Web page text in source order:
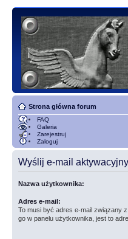
Strona główna forum
FAQ
Galeria
Zarejestruj
Zaloguj
Wyślij e-mail aktywacyjny
Nazwa użytkownika:
Adres e-mail:
To musi być adres e-mail związany
go w panelu użytkownika, jest to